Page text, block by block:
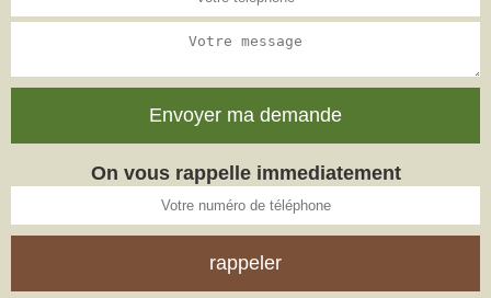
On vous rappelle immediatement